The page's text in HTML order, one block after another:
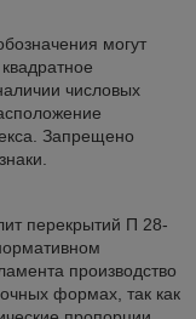
могут
числовых
Запрещено
перекрытий П 28-
производство
формах, так как